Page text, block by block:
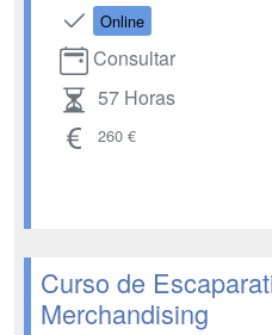
Online
Consultar
57 Horas
260 €
Curso de
Merchandising